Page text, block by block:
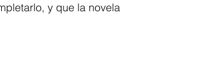
y que la novela